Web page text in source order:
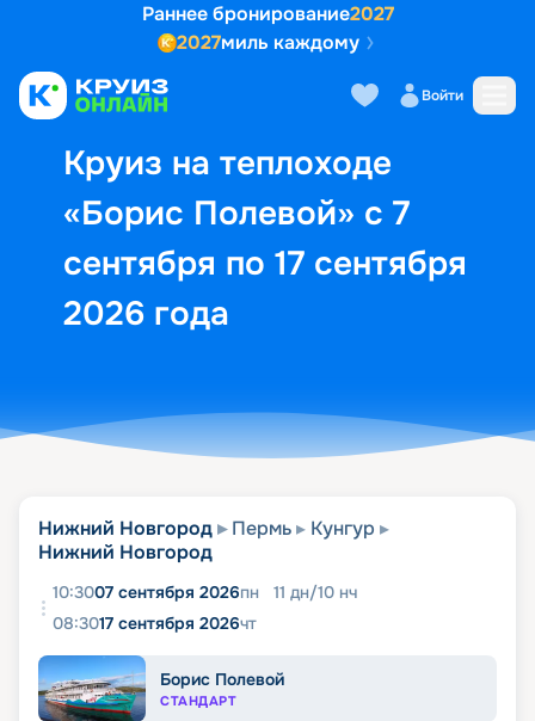
Раннее бронирование2027
2027миль каждому
Войти
Круиз на теплоходе
«Борис Полевой» с 7
сентября по 17 сентября
2026 года
Выбор кают Маршрут и
Нижний Новгород Пермь
Кунгур
Нижний Новгород
10:3007 сентября 2026пн 11 дн/10 нч
08:3017 сентября 2026чт
Борис Полевой
СТАНДАРТ